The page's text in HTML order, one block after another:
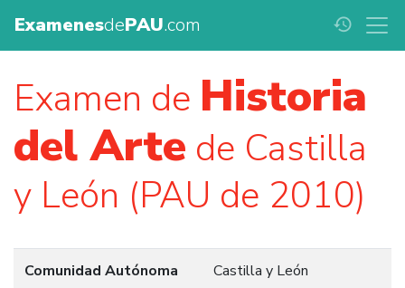
ExamenesdePAU.com history
Examen de Historia
del Arte de Castilla
y León (PAU de 2010)
Comunidad Autónoma Castilla y León